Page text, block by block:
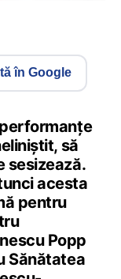
în Google
să
sesizează.
acesta
pentru
Popp
Sănătatea